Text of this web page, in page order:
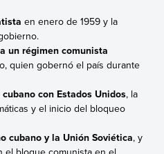
en enero de 1959 y la
un régimen comunista
quien gobernó el país durante
con Estados Unidos, la
y el inicio del bloqueo
cubano y la Unión Soviética, y